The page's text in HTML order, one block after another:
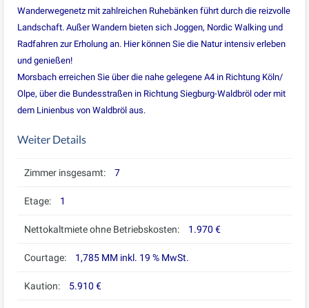
Wanderwegenetz mit zahlreichen Ruhebänken führt durch die reizvolle
Landschaft. Außer Wandern bieten sich Joggen, Nordic Walking und
Radfahren zur Erholung an. Hier können Sie die Natur intensiv erleben
und genießen!
Morsbach erreichen Sie über die nahe gelegene A4 in Richtung Köln/
Olpe, über die Bundesstraßen in Richtung Siegburg-Waldbröl oder mit
dem Linienbus von Waldbröl aus.
Weiter Details
Zimmer insgesamt: 7
Etage: 1
Nettokaltmiete ohne Betriebskosten: 1.970 €
Courtage: 1,785 MM inkl. 19 % MwSt.
Kaution: 5.910 €